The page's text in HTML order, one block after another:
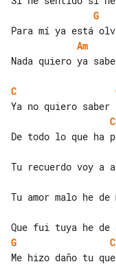
G
Am
Nada quiero ya
C
C
G
C
Me hizo daño tu